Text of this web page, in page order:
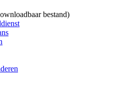
bestand)